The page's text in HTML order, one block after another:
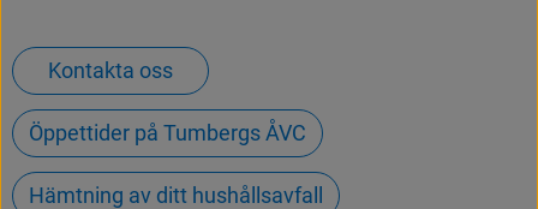
Kontakta oss
Öppettider på Tumbergs ÅVC
Hämtning av ditt hushållsavfall